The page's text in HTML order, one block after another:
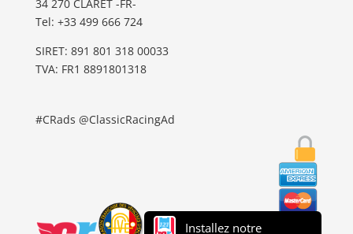
34 270 CLARET -FR-
Tel: ‭+33 499 666 724‬
SIRET: 891 801 318 00033
TVA: FR1 8891801318
#CRads @ClassicRacingAd
Installez notre